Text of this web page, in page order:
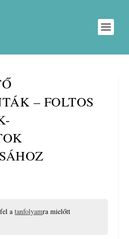
– FOLTOS
atanfolyamra mielőtt